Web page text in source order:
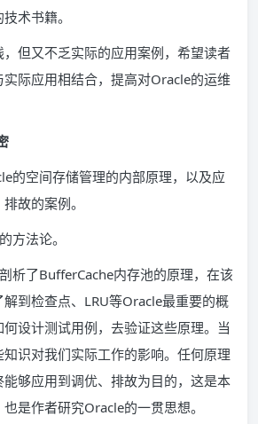
术书籍。
但又不乏实际的应用案例，希望读者
际应用相结合，提高对Oracle的运维
的空间存储管理的内部原理，以及应
故的案例。
方法论。
析了BufferCache内存池的原理，在该
到检查点、LRU等Oracle最重要的概
设计测试用例，去验证这些原理。当
识对我们实际工作的影响。任何原理
够应用到调优、排故为目的，这是本
是作者研究Oracle的一贯思想。